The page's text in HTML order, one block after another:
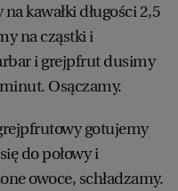
kawałki długości 2,5
na cząstki i
i grejpfrut dusimy
Osączamy.
gotujemy
do połowy i
owoce, schładzamy.